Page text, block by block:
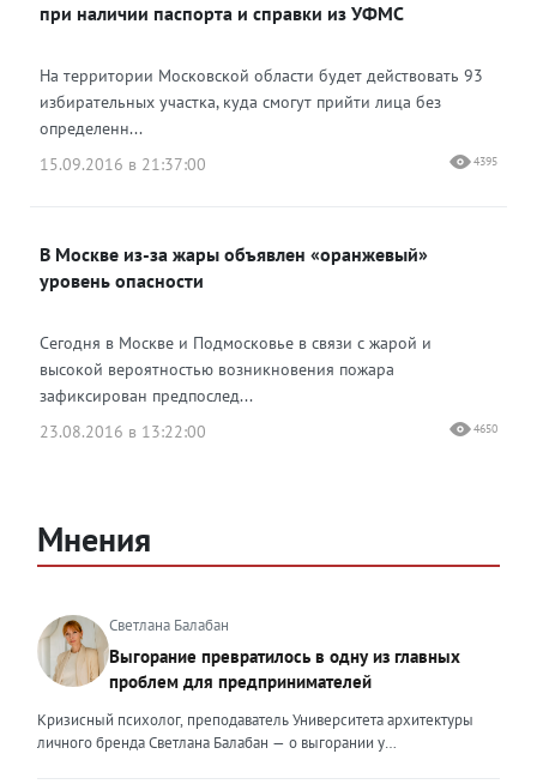
при наличии паспорта и справки из УФМС
На территории Московской области будет действовать 93
избирательных участка, куда смогут прийти лица без
определенн...
15.09.2016 в 21:37:00
4395
В Москве из-за жары объявлен «оранжевый»
уровень опасности
Сегодня в Москве и Подмосковье в связи с жарой и
высокой вероятностью возникновения пожара
зафиксирован предпослед...
23.08.2016 в 13:22:00
4650
Мнения
Светлана Балабан
Выгорание превратилось в одну из главных
проблем для предпринимателей
Кризисный психолог, преподаватель Университета архитектуры
личного бренда Светлана Балабан — о выгорании у